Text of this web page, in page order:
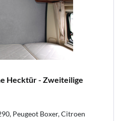
Hecktür - Zweiteilige
Peugeot Boxer, Citroen